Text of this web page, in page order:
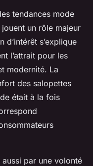
tendances mode
un rôle majeur
d’intérêt s’explique
l’attrait pour les
modernité. La
des salopettes
était à la fois
aussi par une volonté